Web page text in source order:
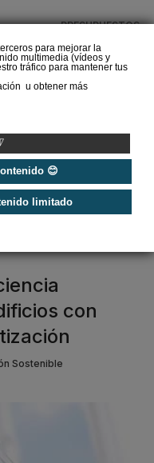
para mejorar la
multimedia (vídeos y
tráfico para mantener tus
u obtener más
😊
limitado
PRESUPUESTOS
3)
con
Sostenible